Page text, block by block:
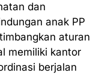
dan
anak PP
aturan
memiliki kantor
berjalan